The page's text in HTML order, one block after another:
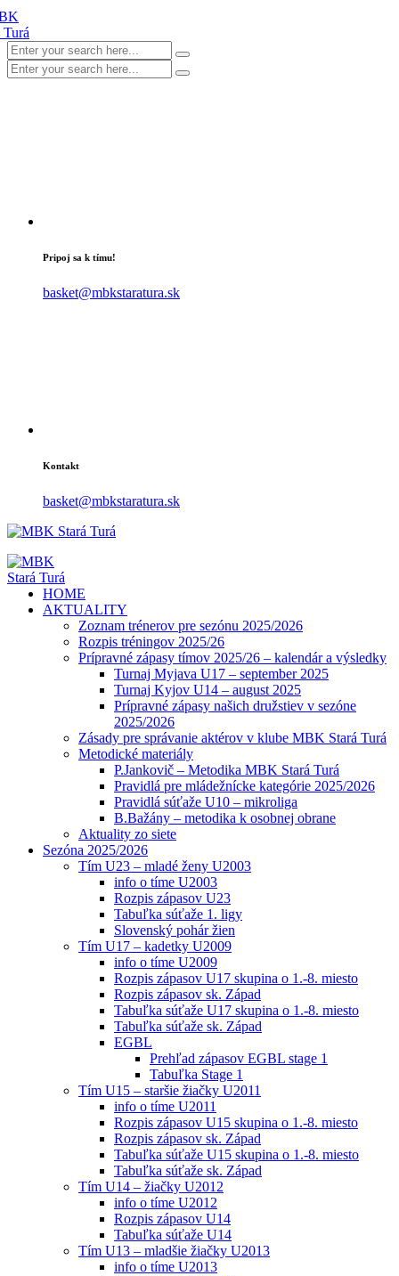
Pripoj sa k tímu!
basket@mbkstaratura.sk
Kontakt
basket@mbkstaratura.sk
HOME
AKTUALITY
Zoznam trénerov pre sezónu 2025/2026
Rozpis tréningov 2025/26
Prípravné zápasy tímov 2025/26 – kalendár a výsledky
Turnaj Myjava U17 – september 2025
Turnaj Kyjov U14 – august 2025
Prípravné zápasy našich družstiev v sezóne
2025/2026
Zásady pre správanie aktérov v klube MBK Stará Turá
Metodické materiály
P.Jankovič – Metodika MBK Stará Turá
Pravidlá pre mládežnícke kategórie 2025/2026
Pravidlá súťaže U10 – mikroliga
B.Bažány – metodika k osobnej obrane
Aktuality zo siete
Sezóna 2025/2026
Tím U23 – mladé ženy U2003
info o tíme U2003
Rozpis zápasov U23
Tabuľka súťaže 1. ligy
Slovenský pohár žien
Tím U17 – kadetky U2009
info o tíme U2009
Rozpis zápasov U17 skupina o 1.-8. miesto
Rozpis zápasov sk. Západ
Tabuľka súťaže U17 skupina o 1.-8. miesto
Tabuľka súťaže sk. Západ
EGBL
Prehľad zápasov EGBL stage 1
Tabuľka Stage 1
Tím U15 – staršie žiačky U2011
info o tíme U2011
Rozpis zápasov U15 skupina o 1.-8. miesto
Rozpis zápasov sk. Západ
Tabuľka súťaže U15 skupina o 1.-8. miesto
Tabuľka súťaže sk. Západ
Tím U14 – žiačky U2012
info o tíme U2012
Rozpis zápasov U14
Tabuľka súťaže U14
Tím U13 – mladšie žiačky U2013
info o tíme U2013